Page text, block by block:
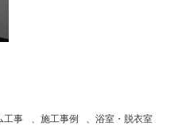
工事 、 施工事例 、浴室・脱衣室